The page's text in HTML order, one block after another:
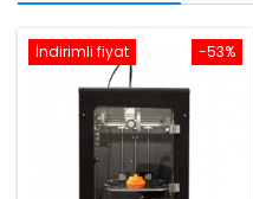
-53%
İndirimli fiyat